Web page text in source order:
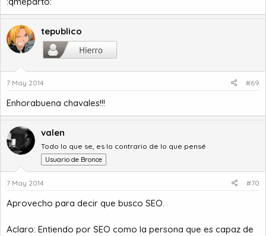
tepublico
7 May 2014 #69
Enhorabuena chavales!!!
valen
Todo lo que se, es lo contrario de lo que pensé
Usuario de Bronce
7 May 2014 #70
Aprovecho para decir que busco SEO.
Aclaro: Entiendo por SEO como la persona que es capaz de